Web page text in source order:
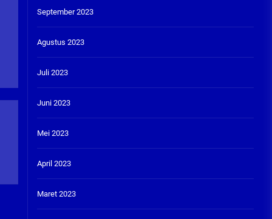
September 2023
Agustus 2023
Juli 2023
Juni 2023
Mei 2023
April 2023
Maret 2023